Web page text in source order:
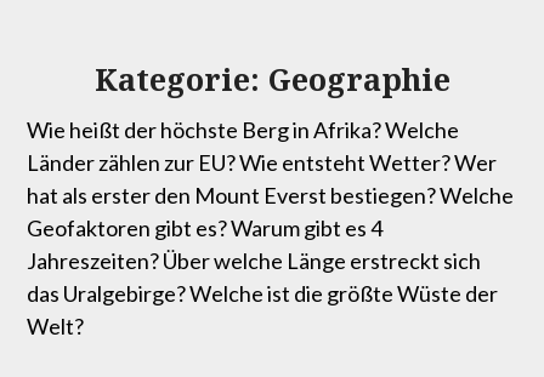
Kategorie: Geographie
Wie heißt der höchste Berg in Afrika? Welche
Länder zählen zur EU? Wie entsteht Wetter? Wer
hat als erster den Mount Everst bestiegen? Welche
Geofaktoren gibt es? Warum gibt es 4
Jahreszeiten? Über welche Länge erstreckt sich
das Uralgebirge? Welche ist die größte Wüste der
Welt?